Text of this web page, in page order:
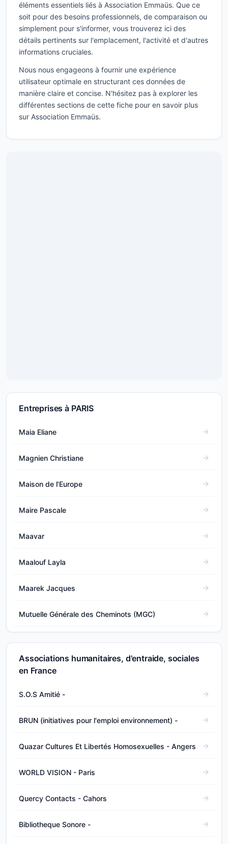
éléments essentiels liés à Association Emmaüs. Que ce
soit pour des besoins professionnels, de comparaison ou
simplement pour s'informer, vous trouverez ici des
détails pertinents sur l'emplacement, l'activité et d'autres
informations cruciales.
Nous nous engageons à fournir une expérience
utilisateur optimale en structurant ces données de
manière claire et concise. N'hésitez pas à explorer les
différentes sections de cette fiche pour en savoir plus
sur Association Emmaüs.
Entreprises à PARIS
Maia Eliane
Magnien Christiane
Maison de l'Europe
Maire Pascale
Maavar
Maalouf Layla
Maarek Jacques
Mutuelle Générale des Cheminots (MGC)
Associations humanitaires, d'entraide, sociales
en France
S.O.S Amitié -
BRUN (initiatives pour l'emploi environnement) -
Quazar Cultures Et Libertés Homosexuelles - Angers
WORLD VISION - Paris
Quercy Contacts - Cahors
Bibliotheque Sonore -